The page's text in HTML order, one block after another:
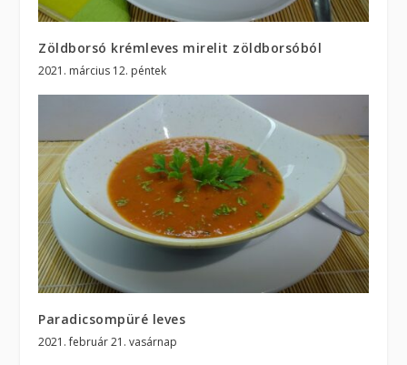
Zöldborsó krémleves mirelit zöldborsóból
2021. március 12. péntek
Paradicsompüré leves
2021. február 21. vasárnap